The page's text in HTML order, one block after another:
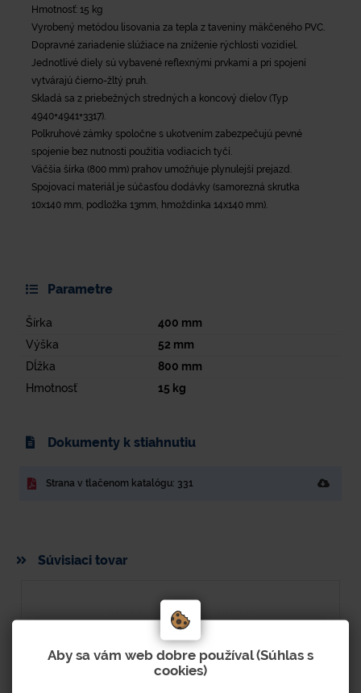
Hmotnosť: 15 kg
Vyrobený metódou lisovania za tepla z taveniny mäkčeného PVC.
Dopravné zariadenie slúžiace na zníženie rýchlosti vozidiel.
Jednotlivé diely sú vybavené reflexnými prvkami a pri spojení
vytvárajú čierno-žltý pruh.
Skladá sa z priebežných stredných a koncový dielov (Typ
4940+4941+3317).
Polkruhové zámky spoločne s ukotvením zabezpečujú pevné
spojenie bez nutnosti použitia vodiacich tyčí.
Väčšia šírka (800 mm) prahov umožňuje plynulejší prejazd.
Spojovací materiál je súčasťou dodávky (samorezná skrutka
10x140 mm, podložka 13mm, hmoždinka 14x140 mm).
Parametre
Šírka 400 mm
Výška
52 mm
Dĺžka
800 mm
Hmotnosť
15 kg
Dokumenty k stiahnutiu
Strana v tlačenom katalógu: 331
Súvisiaci tovar
Aby sa vám web dobre používal (Súhlas s
cookies)